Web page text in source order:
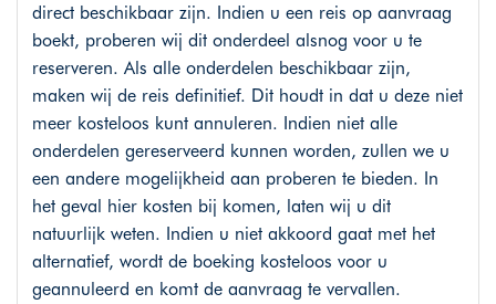
direct beschikbaar zijn. Indien u een reis op aanvraag
boekt, proberen wij dit onderdeel alsnog voor u te
reserveren. Als alle onderdelen beschikbaar zijn,
maken wij de reis definitief. Dit houdt in dat u deze niet
meer kosteloos kunt annuleren. Indien niet alle
onderdelen gereserveerd kunnen worden, zullen we u
een andere mogelijkheid aan proberen te bieden. In
het geval hier kosten bij komen, laten wij u dit
natuurlijk weten. Indien u niet akkoord gaat met het
alternatief, wordt de boeking kosteloos voor u
geannuleerd en komt de aanvraag te vervallen.